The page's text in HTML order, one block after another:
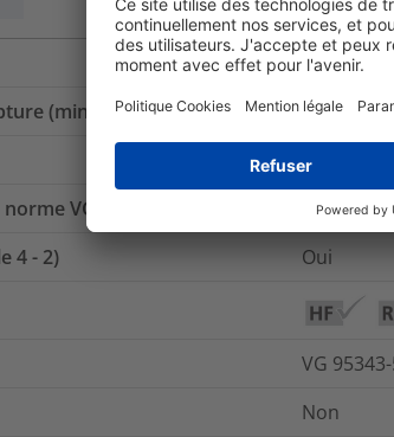
0.2%
(min.)
450%
Oui
VG
VG
4 - 2)
Oui
VG
Non